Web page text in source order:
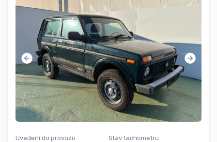
Uvedení do provozu
Stav tachometru